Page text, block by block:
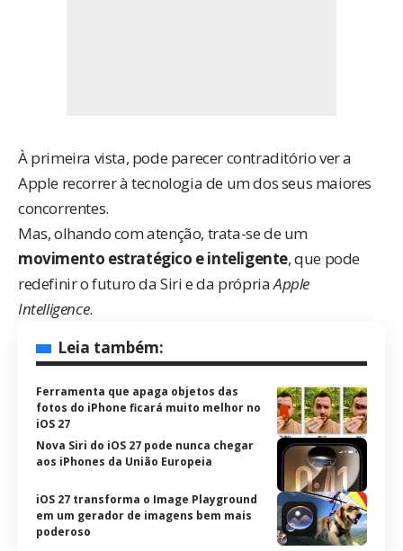
À primeira vista, pode parecer contraditório ver a
Apple recorrer à tecnologia de um dos seus maiores
concorrentes.
Mas, olhando com atenção, trata-se de um
movimento estratégico e inteligente, que pode
redefinir o futuro da Siri e da própriaApple
Intelligence.
Leia também:
Ferramenta que apaga objetos das
fotos do iPhone ficará muito melhor no
iOS 27
Nova Siri do iOS 27 pode nunca chegar
aos iPhones da União Europeia
iOS 27 transforma o Image Playground
em um gerador de imagens bem mais
poderoso